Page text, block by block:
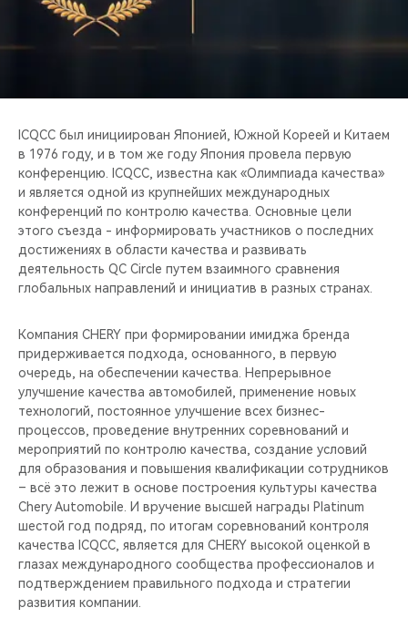
CHERY CONNECT
CHERY ДЛЯ ДЕТЕЙ
ICQCC был инициирован Японией, Южной Кореей и Китаем
в 1976 году, и в том же году Япония провела первую
конференцию. ICQCC, известна как «Олимпиада качества»
и является одной из крупнейших международных
конференций по контролю качества. Основные цели
этого съезда - информировать участников о последних
достижениях в области качества и развивать
деятельность QC Circle путем взаимного сравнения
глобальных направлений и инициатив в разных странах.
Компания CHERY при формировании имиджа бренда
придерживается подхода, основанного, в первую
очередь, на обеспечении качества. Непрерывное
улучшение качества автомобилей, применение новых
технологий, постоянное улучшение всех бизнес-
процессов, проведение внутренних соревнований и
мероприятий по контролю качества, создание условий
для образования и повышения квалификации сотрудников
– всё это лежит в основе построения культуры качества
Chery Automobile. И вручение высшей награды Platinum
шестой год подряд, по итогам соревнований контроля
качества ICQCC, является для CHERY высокой оценкой в
глазах международного сообщества профессионалов и
подтверждением правильного подхода и стратегии
развития компании.